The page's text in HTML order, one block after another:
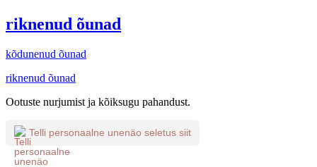
riknenud õunad
kõdunenud õunad
riknenud õunad
Ootuste nurjumist ja kõiksugu pahandust.
Telli personaalne unenäo seletus siit